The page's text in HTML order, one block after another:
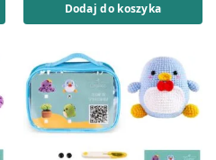
Dodaj do koszyka